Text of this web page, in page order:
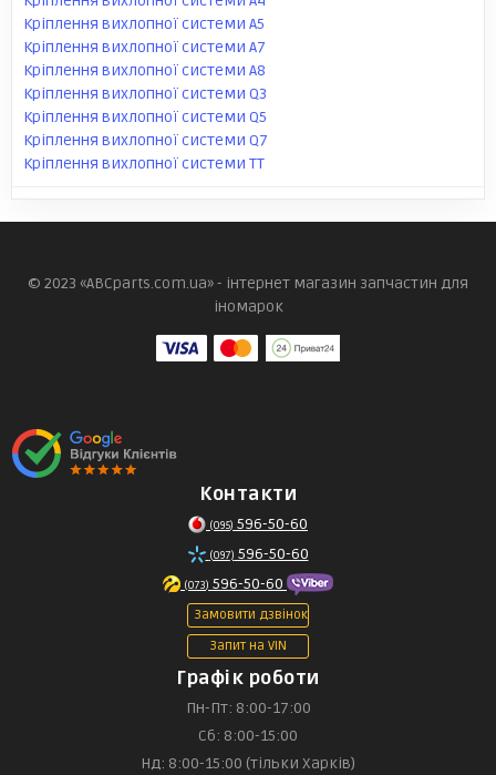
Кріплення вихлопної системи A5
Кріплення вихлопної системи A7
Кріплення вихлопної системи A8
Кріплення вихлопної системи Q3
Кріплення вихлопної системи Q5
Кріплення вихлопної системи Q7
Кріплення вихлопної системи TT
© 2023 «ABCparts.com.ua» - інтернет магазин запчастин для
іномарок
Контакти
(095) 596-50-60
(097) 596-50-60
(073) 596-50-60
Замовити дзвінок
Запит на VIN
Графік роботи
Пн-Пт: 8:00-17:00
Сб: 8:00-15:00
Нд: 8:00-15:00 (тільки Харків)